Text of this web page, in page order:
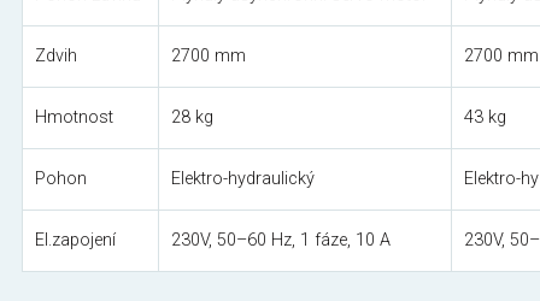
Zdvih 2700 mm 2700 mm
Hmotnost 28 kg 43 kg
Pohon Elektro-hydraulický Elektro-
El.zapojení 230V, 50–60 Hz, 1 fáze, 10 A 230V,